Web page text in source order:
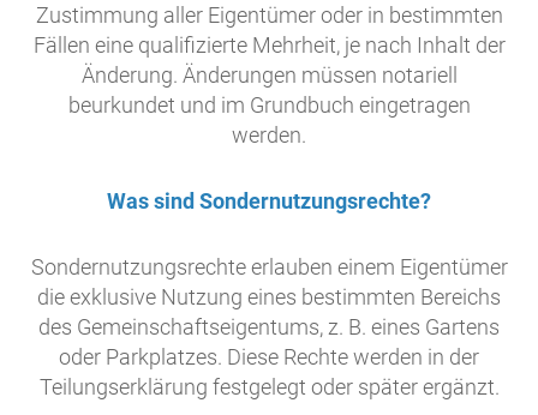
Zustimmung aller Eigentümer oder in bestimmten
Fällen eine qualifizierte Mehrheit, je nach Inhalt der
Änderung. Änderungen müssen notariell
beurkundet und im Grundbuch eingetragen
werden.
Was sind Sondernutzungsrechte?
Sondernutzungsrechte erlauben einem Eigentümer
die exklusive Nutzung eines bestimmten Bereichs
des Gemeinschaftseigentums, z. B. eines Gartens
oder Parkplatzes. Diese Rechte werden in der
Teilungserklärung festgelegt oder später ergänzt.